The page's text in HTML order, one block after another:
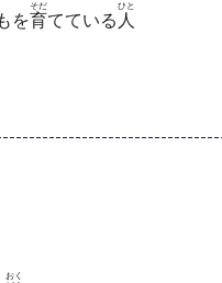
を育
そだ
てている 人
ひと
おく